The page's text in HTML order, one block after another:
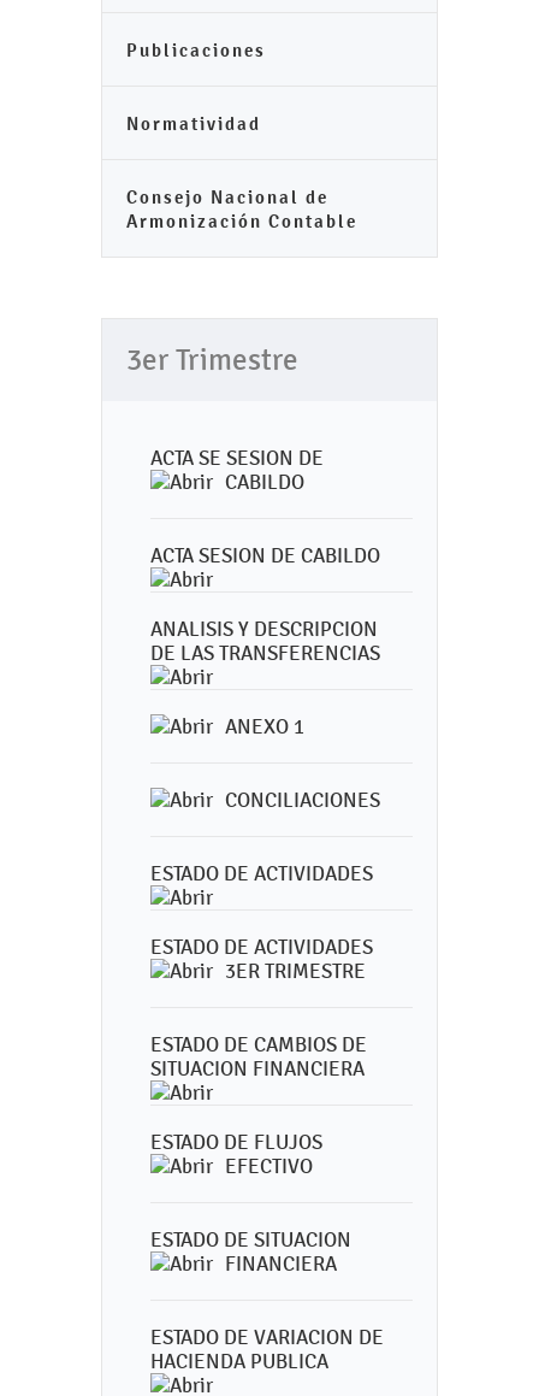
Publicaciones
Normatividad
Consejo Nacional de
Armonización Contable
3er Trimestre
ACTA SE SESION DE
CABILDO
ACTA SESION DE CABILDO
ANALISIS Y DESCRIPCION
DE LAS TRANSFERENCIAS
ANEXO 1
CONCILIACIONES
ESTADO DE ACTIVIDADES
ESTADO DE ACTIVIDADES
3ER TRIMESTRE
ESTADO DE CAMBIOS DE
SITUACION FINANCIERA
ESTADO DE FLUJOS
EFECTIVO
ESTADO DE SITUACION
FINANCIERA
ESTADO DE VARIACION DE
HACIENDA PUBLICA